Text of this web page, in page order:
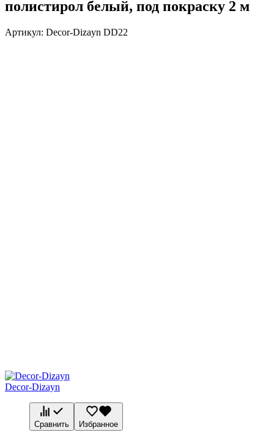
полистирол белый, под покраску 2 м
Артикул: Decor-Dizayn DD22
Decor-Dizayn
Сравнить Избранное